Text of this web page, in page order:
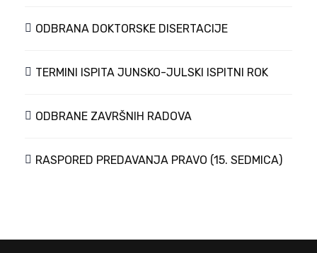
ODBRANA DOKTORSKE DISERTACIJE
TERMINI ISPITA JUNSKO-JULSKI ISPITNI ROK
ODBRANE ZAVRŠNIH RADOVA
RASPORED PREDAVANJA PRAVO (15. SEDMICA)